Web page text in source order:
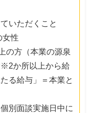
いただくこと
女性
の方（本業の源泉
か所以上から給
る給与」＝本業と
別面談実施日中に